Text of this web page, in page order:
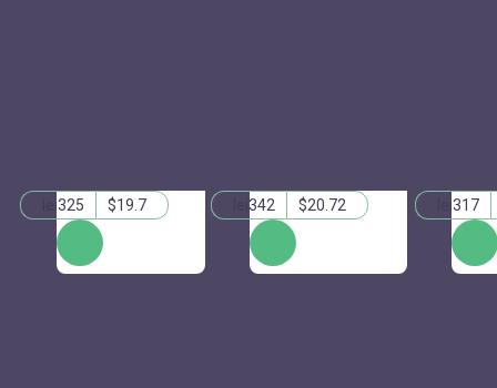
lei325 $19.7
КУПИТЬ
lei342 $20.72
КУПИТЬ
lei317